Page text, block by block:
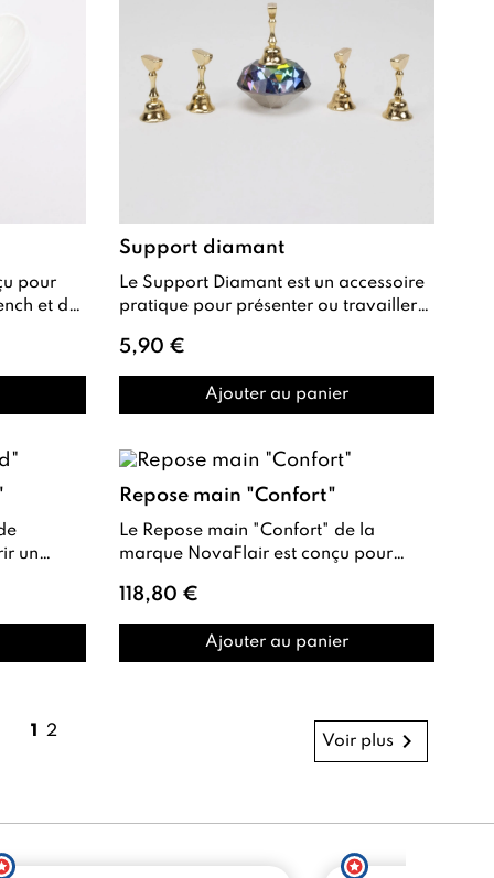
Support diamant
Le Support Diamant est un accessoire
pratique pour présenter ou travailler
5,90 €
Ajouter au panier
Repose main "Confort"
Le Repose main "Confort" de la
marque NovaFlair est conçu pour
manucure , off...
118,80 €
Ajouter au panier
12
Voir plus 